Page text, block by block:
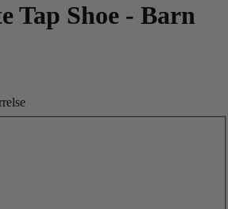
Tap Shoe - Barn